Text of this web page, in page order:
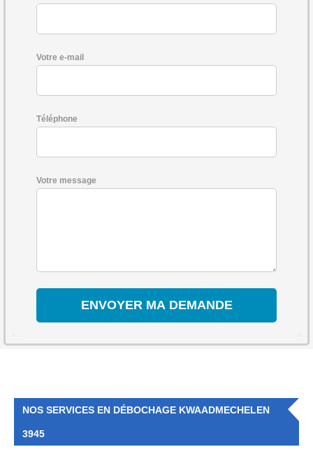
Votre e-mail
Téléphone
Votre message
NOS SERVICES EN DÉBOCHAGE KWAADMECHELEN
3945